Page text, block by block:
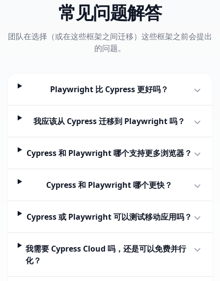
常见问题解答
团队在选择（或在这些框架之间迁移）这些框架之前会提出
的问题。
Playwright 比 Cypress 更好吗？
我应该从 Cypress 迁移到 Playwright 吗？
Cypress 和 Playwright 哪个支持更多浏览器？
Cypress 和 Playwright 哪个更快？
Cypress 或 Playwright 可以测试移动应用吗？
我需要 Cypress Cloud 吗，还是可以免费并行
化？